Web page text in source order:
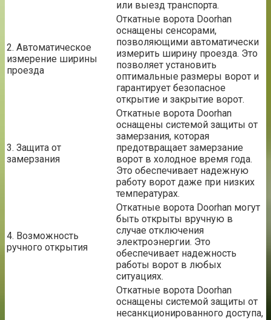
или выезд транспорта.
2. Автоматическое
измерение ширины
проезда
Откатные ворота Doorhan
оснащены сенсорами,
позволяющими автоматически
измерить ширину проезда. Это
позволяет установить
оптимальные размеры ворот и
гарантирует безопасное
открытие и закрытие ворот.
3. Защита от
замерзания
Откатные ворота Doorhan
оснащены системой защиты от
замерзания, которая
предотвращает замерзание
ворот в холодное время года.
Это обеспечивает надежную
работу ворот даже при низких
температурах.
4. Возможность
ручного открытия
Откатные ворота Doorhan могут
быть открыты вручную в
случае отключения
электроэнергии. Это
обеспечивает надежность
работы ворот в любых
ситуациях.
Откатные ворота Doorhan
оснащены системой защиты от
несанкционированного доступа,